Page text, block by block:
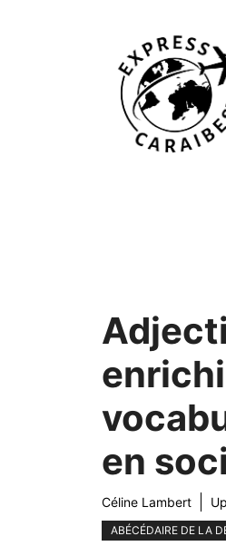
en
Céline Lambert
ABÉCÉDAIRE DE LA